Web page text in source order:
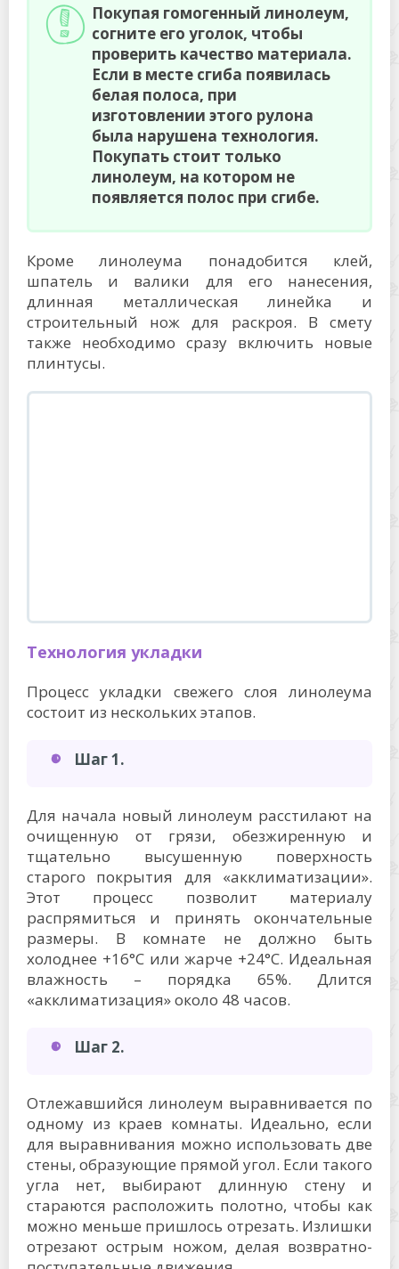
Покупая гомогенный линолеум,
согните его уголок, чтобы
проверить качество материала.
Если в месте сгиба появилась
белая полоса, при
изготовлении этого рулона
была нарушена технология.
Покупать стоит только
линолеум, на котором не
появляется полос при сгибе.
Кроме линолеума понадобится клей,
шпатель и валики для его нанесения,
длинная металлическая линейка и
строительный нож для раскроя. В смету
также необходимо сразу включить новые
плинтусы.
Технология укладки
Процесс укладки свежего слоя линолеума
состоит из нескольких этапов.
Шаг 1.
Для начала новый линолеум расстилают на
очищенную от грязи, обезжиренную и
тщательно высушенную поверхность
старого покрытия для «акклиматизации».
Этот процесс позволит материалу
распрямиться и принять окончательные
размеры. В комнате не должно быть
холоднее +16°C или жарче +24°C. Идеальная
влажность – порядка 65%. Длится
«акклиматизация» около 48 часов.
Шаг 2.
Отлежавшийся линолеум выравнивается по
одному из краев комнаты. Идеально, если
для выравнивания можно использовать две
стены, образующие прямой угол. Если такого
угла нет, выбирают длинную стену и
стараются расположить полотно, чтобы как
можно меньше пришлось отрезать. Излишки
отрезают острым ножом, делая возвратно-